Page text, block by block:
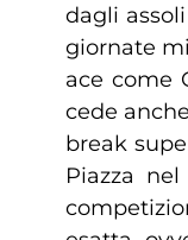
dagli
giornate
ace come
cede
break
Piazza